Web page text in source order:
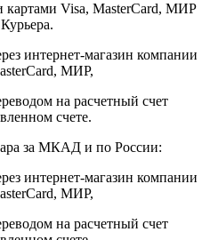
картами Visa, MasterСard, МИР
интернет-магазин компании
МИР,
на расчетный счет
счете.
за МКАД и по России:
интернет-магазин компании
МИР,
на расчетный счет